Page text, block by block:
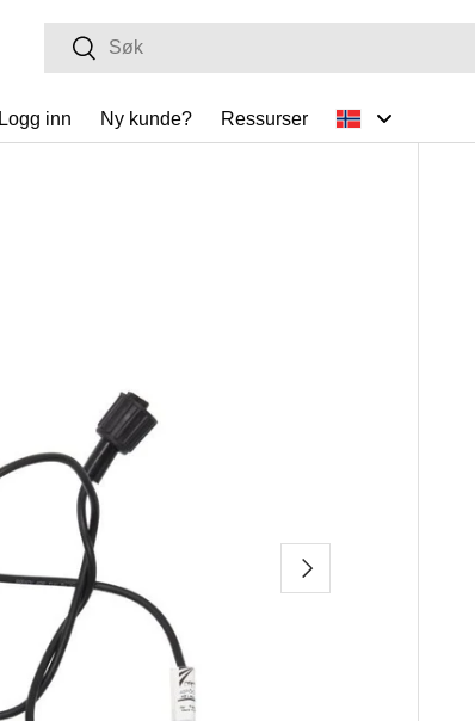
SøkSøk
Logg inn Ny kunde? Ressurser
NESTE